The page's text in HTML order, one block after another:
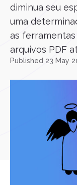
diminua seu
uma
as
arquivos PDF
Published 23 May